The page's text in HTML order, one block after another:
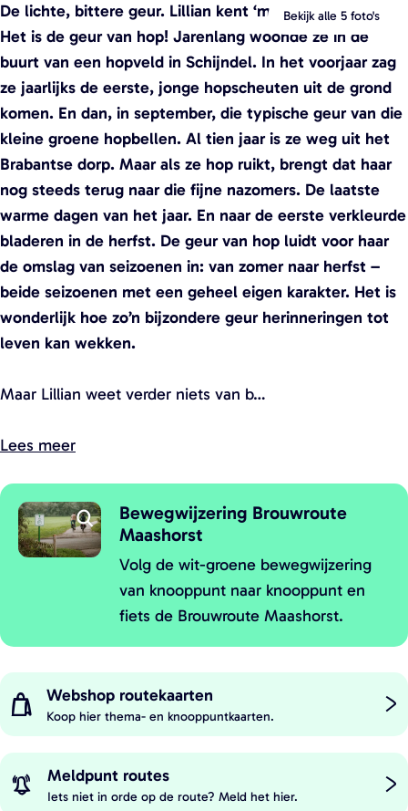
e
n
p
o
p
u
p
m
e
t
v
e
r
g
o
e
f
n
W
a
e
n
p
o
p
u
p
m
e
t
v
e
r
o
e
g
F
i
Bekijk alle 5 foto's
De lichte, bittere geur. Lillian kent ‘m maar al te goed.
Het is de geur van hop! Jarenlang woonde ze in de
buurt van een hopveld in Schijndel. In het voorjaar zag
ze jaarlijks de eerste, jonge hopscheuten uit de grond
komen. En dan, in september, die typische geur van die
kleine groene hopbellen. Al tien jaar is ze weg uit het
Brabantse dorp. Maar als ze hop ruikt, brengt dat haar
nog steeds terug naar die fijne nazomers. De laatste
warme dagen van het jaar. En naar de eerste verkleurde
bladeren in de herfst. De geur van hop luidt voor haar
de omslag van seizoenen in: van zomer naar herfst –
beide seizoenen met een geheel eigen karakter. Het is
wonderlijk hoe zo’n bijzondere geur herinneringen tot
leven kan wekken.
Maar Lillian weet verder niets van b…
Lees meer
Bewegwijzering Brouwroute
Maashorst
Volg de wit-groene bewegwijzering
van knooppunt naar knooppunt en
fiets de Brouwroute Maashorst.
O
p
e
p
u
p
m
e
t
v
e
Webshop routekaarten
W
b
Koop hier thema- en knooppuntkaarten.
Meldpunt routes
Iets niet in orde op de route? Meld het hier.